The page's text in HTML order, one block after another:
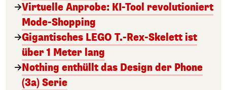
Virtuelle Anprobe: KI-Tool revolutioniert
Mode-Shopping
Gigantisches LEGO T.-Rex-Skelett ist
über 1 Meter lang
Nothing enthüllt das Design der Phone
(3a) Serie